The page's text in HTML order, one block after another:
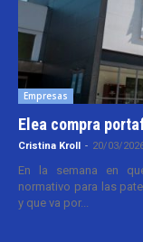
Empresas
Elea compra
Cristina Kroll - 20/03/
En la semana en
normativo para las
y que va por...